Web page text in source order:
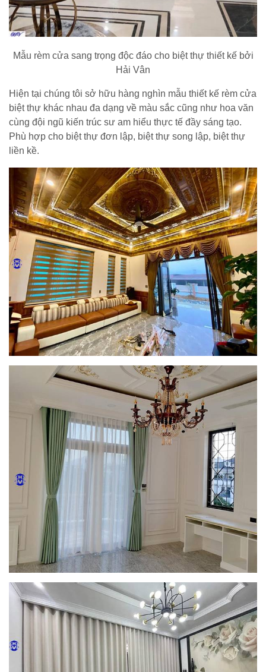
Mẫu rèm cửa sang trọng độc đáo cho biệt thự thiết kế bởi
Hải Vân
Hiện tại chúng tôi sở hữu hàng nghìn mẫu thiết kế rèm cửa
biệt thự khác nhau đa dạng về màu sắc cũng như hoa văn
cùng đội ngũ kiến trúc sư am hiểu thực tế đầy sáng tạo.
Phù hợp cho biệt thự đơn lập, biệt thự song lập, biệt thự
liền kề.